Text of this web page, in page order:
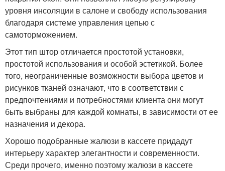
уровня инсоляции в салоне и свободу использования
благодаря системе управления цепью с
самоторможением.
Этот тип штор отличается простотой установки,
простотой использования и особой эстетикой. Более
того, неограниченные возможности выбора цветов и
рисунков тканей означают, что в соответствии с
предпочтениями и потребностями клиента они могут
быть выбраны для каждой комнаты, в зависимости от ее
назначения и декора.
Хорошо подобранные жалюзи в кассете придадут
интерьеру характер элегантности и современности.
Среди прочего, именно поэтому жалюзи в кассете